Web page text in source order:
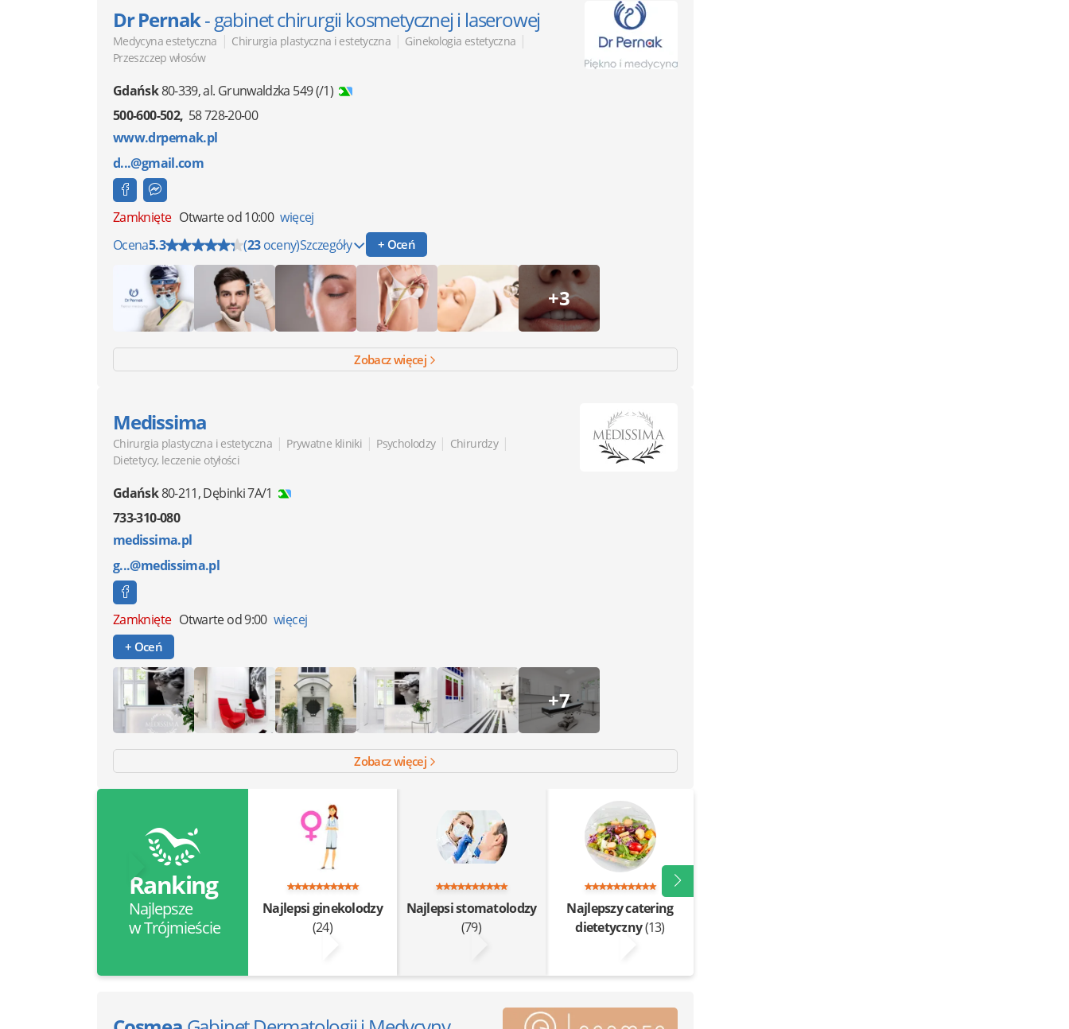
Dr Pernak- gabinet chirurgii kosmetycznej i laserowej
Medycyna estetyczna | Chirurgia plastyczna i estetyczna | Ginekologia estetyczna |
Przeszczep włosów
Gdańsk80-339,al. Grunwaldzka 549(/1)
500-600-502 58 728-20-00
www.drpernak.pl
d...@gmail.com
Zamknięte Otwarte od 10:00 więcej
Ocena5.3 (23oceny)Szczegóły + Oceń
+3
Zobacz więcej
Medissima
Chirurgia plastyczna i estetyczna | Prywatne kliniki | Psycholodzy | Chirurdzy |
Dietetycy, leczenie otyłości
Gdańsk80-211,Dębinki 7A/1
733-310-080
medissima.pl
g...@medissima.pl
Zamknięte Otwarte od 9:00 więcej
+ Oceń
+7
Zobacz więcej
Ranking
Najlepsze
w Trójmieście
Najlepsi ginekolodzy
(24)
Najlepsi stomatolodzy
(79)
Najlepszy catering
dietetyczny(13)